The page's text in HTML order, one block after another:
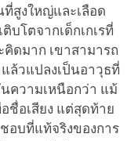
สูงใหญ่และเลือด
บโตจากเด็กเกเรที่
ดมาก เขาสามารถ
ล้วแปลงเป็นอาวุธที่
ความเหนือกว่า แม้
ชื่อเสียง แต่สุดท้าย
อบที่แท้จริงของการ